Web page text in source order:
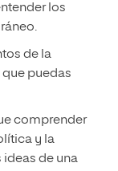
los
de la
que puedas
comprender
y la
de una